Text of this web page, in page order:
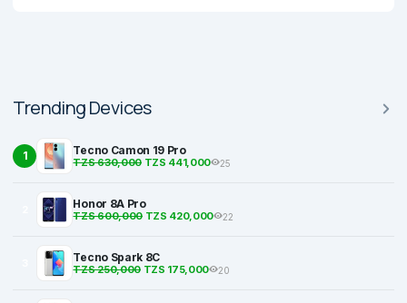
Trending Devices
1 Tecno Camon 19 Pro
TZS 630,000TZS 441,000 25
Honor 8A Pro
TZS 600,000TZS 420,000 22
Tecno Spark 8C
TZS 250,000TZS 175,000 20